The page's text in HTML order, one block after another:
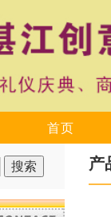
首页
产